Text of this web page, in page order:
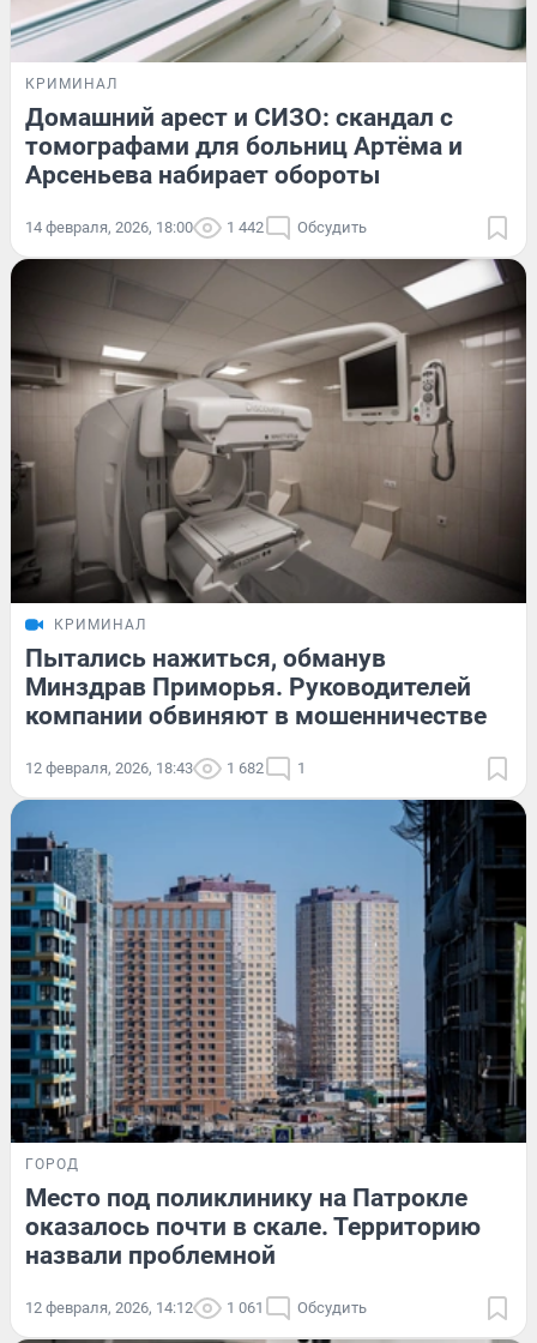
КРИМИНАЛ
Домашний арест и СИЗО: скандал с
томографами для больниц Артёма и
Арсеньева набирает обороты
14 февраля, 2026, 18:00 1 442 Обсудить
КРИМИНАЛ
Пытались нажиться, обманув
Минздрав Приморья. Руководителей
компании обвиняют в мошенничестве
12 февраля, 2026, 18:43 1 682 1
ГОРОД
Место под поликлинику на Патрокле
оказалось почти в скале. Территорию
назвали проблемной
12 февраля, 2026, 14:12 1 061 Обсудить